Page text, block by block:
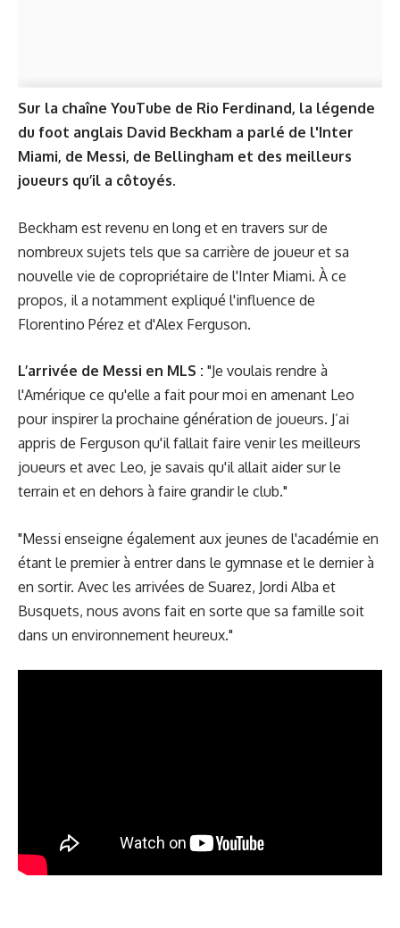
Sur la chaîne YouTube de Rio Ferdinand, la légende
du foot anglais David Beckham a parlé de l'Inter
Miami, de Messi, de Bellingham et des meilleurs
joueurs qu’il a côtoyés.
Beckham est revenu en long et en travers sur de
nombreux sujets tels que sa carrière de joueur et sa
nouvelle vie de copropriétaire de l'Inter Miami. À ce
propos, il a notamment expliqué l'influence de
Florentino Pérez et d'Alex Ferguson.
L’arrivée de Messi en MLS : "Je voulais rendre à
l'Amérique ce qu'elle a fait pour moi en amenant Leo
pour inspirer la prochaine génération de joueurs. J’ai
appris de Ferguson qu'il fallait faire venir les meilleurs
joueurs et avec Leo, je savais qu'il allait aider sur le
terrain et en dehors à faire grandir le club."
"Messi enseigne également aux jeunes de l'académie en
étant le premier à entrer dans le gymnase et le dernier à
en sortir. Avec les arrivées de Suarez, Jordi Alba et
Busquets, nous avons fait en sorte que sa famille soit
dans un environnement heureux."